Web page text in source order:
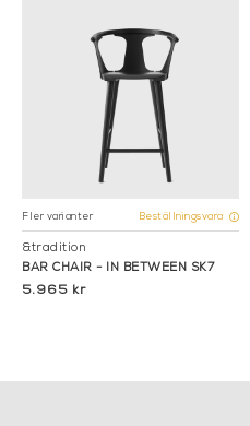
Fler varianter Beställningsvara
&tradition
BAR CHAIR - IN BETWEEN SK7
5.965 kr